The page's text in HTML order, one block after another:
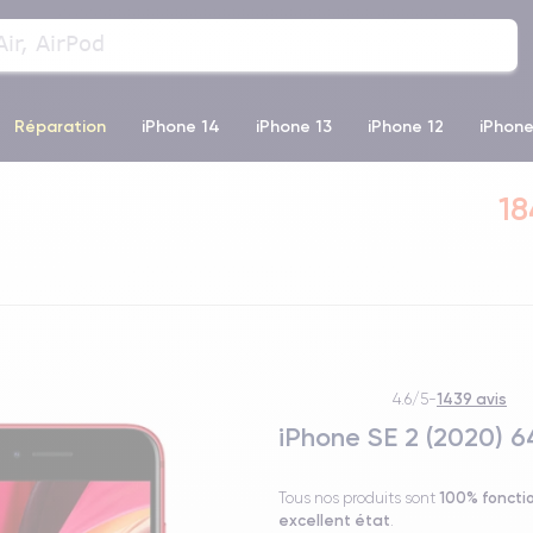
Réparation iPhone 14 iPhone 13 iPhone 12
4.6/5-1439 avis
iPhone SE 2 (2020)
Tous nos produits sont 100%
excellent état